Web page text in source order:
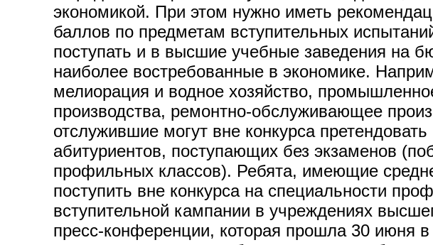
экономикой. При этом нужно иметь
баллов по предметам вступительных
поступать и в высшие учебные заведения на
наиболее востребованные в экономике.
мелиорация и водное хозяйство,
производства, ремонтно-обслуживающее
отслужившие могут вне конкурса
абитуриентов, поступающих без экзаменов
профильных классов). Ребята, имеющие
поступить вне конкурса на специальности
вступительной кампании в учреждениях
пресс-конференции, которая прошла 30 июня